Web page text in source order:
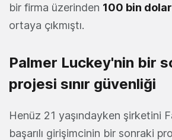
bir firma üzerinden 100 bin dolar
ortaya çıkmıştı.
Palmer Luckey'nin bir
projesi sınır güvenliği
Henüz 21 yaşındayken şirketini
başarılı girişimcinin bir sonraki